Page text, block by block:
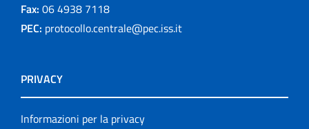
Fax: 06 4938 7118
PEC: protocollo.centrale@pec.iss.it
PRIVACY
Informazioni per la privacy